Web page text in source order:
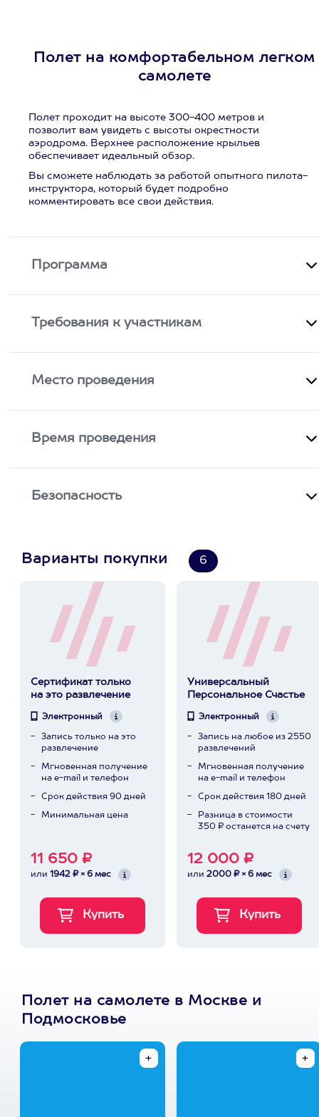
Полет на комфортабельном легком
самолете
Полет проходит на высоте 300-400 метров и
позволит вам увидеть с высоты окрестности
аэродрома. Верхнее расположение крыльев
обеспечивает идеальный обзор.
Вы сможете наблюдать за работой опытного пилота-
инструктора, который будет подробно
комментировать все свои действия.
Программа
Требования к участникам
Место проведения
Время проведения
Безопасность
Варианты покупки 6
Сертификат только
на это развлечение
Электронный
Запись только на это
развлечение
Мгновенная получение
на e-mail и телефон
Срок действия 90 дней
Минимальная цена
11 650 ₽
или 1942 ₽ × 6 мес
Универсальный
Персональное Счастье
Электронный
Запись на любое из 2550
развлечений
Мгновенная получение
на e-mail и телефон
Срок действия 180 дней
Разница в стоимости
350 ₽ останется на счету
12 000 ₽
или 2000 ₽ × 6 мес
Полет на самолете в Москве и
Подмосковье